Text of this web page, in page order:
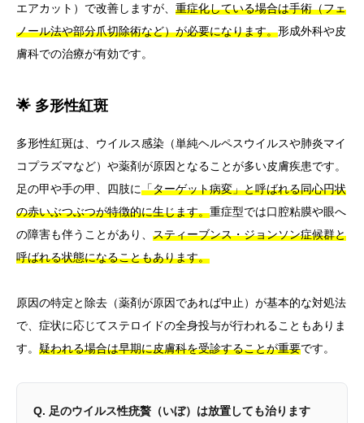
エアカット）で改善しますが、 重症化している場合は手術（フェ
ノール法や部分爪切除術など）が必要になります。形成外科や皮
膚科での治療が有効です。
🌟 多形性紅斑
多形性紅斑は、ウイルス感染（単純ヘルペスウイルスや肺炎マイ
コプラズマなど）や薬剤が原因となることが多い皮膚疾患です。
足の甲や手の甲、四肢に「ターゲット病変」と呼ばれる同心円状
の赤いぶつぶつが特徴的に生じます。重症型では口腔粘膜や眼へ
の障害も伴うことがあり、 スティーブンス・ジョンソン症候群と
呼ばれる状態になることもあります。
原因の特定と除去（薬剤が原因であれば中止）が基本的な対処法
で、症状に応じてステロイドの全身投与が行われることもありま
す。 疑われる場合は早期に皮膚科を受診することが重要です。
Q. 足のウイルス性疣贅（いぼ）は放置しても治ります